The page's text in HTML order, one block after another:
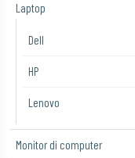
Laptop
Dell
HP
Lenovo
Monitor di computer